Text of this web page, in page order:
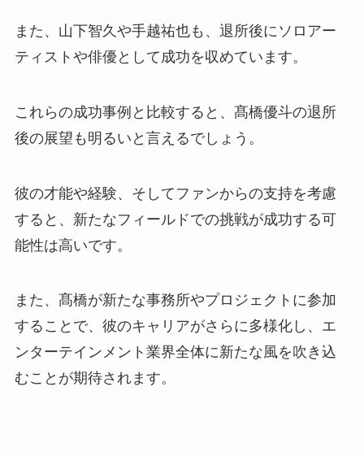
また、山下智久や手越祐也も、退所後にソロアー
ティストや俳優として成功を収めています。
これらの成功事例と比較すると、髙橋優斗の退所
後の展望も明るいと言えるでしょう。
彼の才能や経験、そしてファンからの支持を考慮
すると、新たなフィールドでの挑戦が成功する可
能性は高いです。
また、髙橋が新たな事務所やプロジェクトに参加
することで、彼のキャリアがさらに多様化し、エ
ンターテインメント業界全体に新たな風を吹き込
むことが期待されます。